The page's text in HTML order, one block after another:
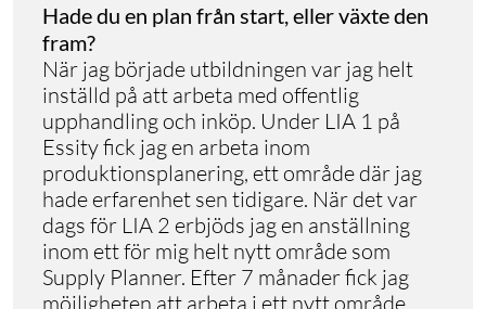
Hade du en plan från start, eller växte den
fram?
När jag började utbildningen var jag helt
inställd på att arbeta med offentlig
upphandling och inköp. Under LIA 1 på
Essity fick jag en arbeta inom
produktionsplanering, ett område där jag
hade erfarenhet sen tidigare. När det var
dags för LIA 2 erbjöds jag en anställning
inom ett för mig helt nytt område som
Supply Planner. Efter 7 månader fick jag
möjligheten att arbeta i ett nytt område,